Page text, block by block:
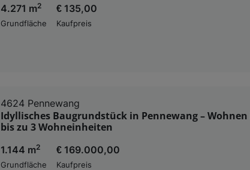
4.271 m2
Grundfläche
€ 135,00
Kaufpreis
4624 Pennewang
Idyllisches Baugrundstück in Pennewang –
bis zu 3 Wohneinheiten
1.144 m2
Grundfläche
€ 169.000,00
Kaufpreis